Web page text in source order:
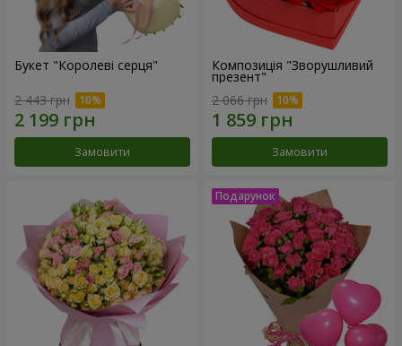
Букет "Королеві серця"
2 443 грн
Замовити
Композиція "Зворушливий
презент"
2 066 грн
Замовити